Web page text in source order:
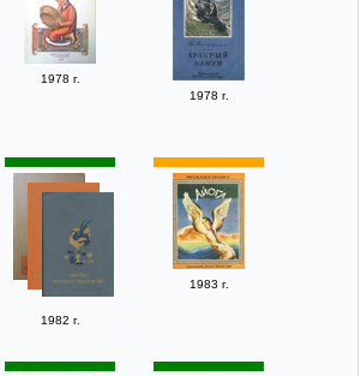
1978 г.
1978 г.
1982 г.
1983 г.